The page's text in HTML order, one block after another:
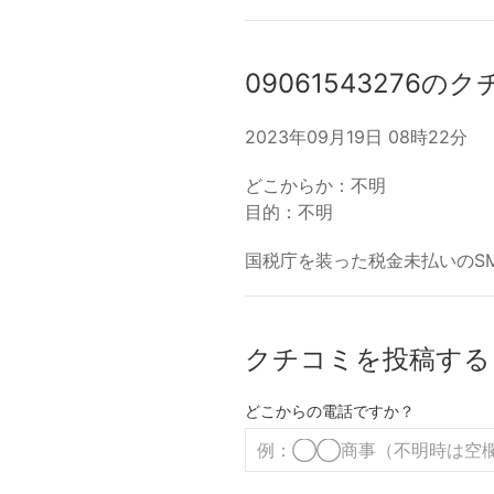
09061543276のク
2023年09月19日 08時22分
どこからか：不明
目的：不明
国税庁を装った税金未払いの
クチコミを投稿する
どこからの電話ですか？